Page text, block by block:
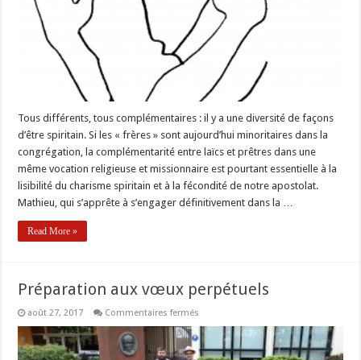
Tous différents, tous complémentaires : il y a une diversité de façons
d’être spiritain. Si les « frères » sont aujourd’hui minoritaires dans la
congrégation, la complémentarité entre laïcs et prêtres dans une
même vocation religieuse et missionnaire est pourtant essentielle à la
lisibilité du charisme spiritain et à la fécondité de notre apostolat.
Mathieu, qui s’apprête à s’engager définitivement dans la …
Read More »
Préparation aux vœux perpétuels
août 27, 2017 Commentaires fermés
aux
vœux
perpétuels